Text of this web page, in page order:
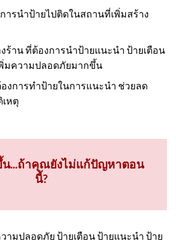
ารนำป้ายไปติดในสถานที่เพิ่มสร้าง
ร้าน ที่ต้องการนำป้ายแนะนำ ป้ายเตือน
มความปลอดภัยมากขึ้น
งการทำป้ายในการแนะนำ ช่วยลด
หตุ
น...ถ้าคุณยังไม่แก้ปัญหาตอน
นี้?
มปลอดภัย ป้ายเตือน ป้ายแนะนำ ป้าย